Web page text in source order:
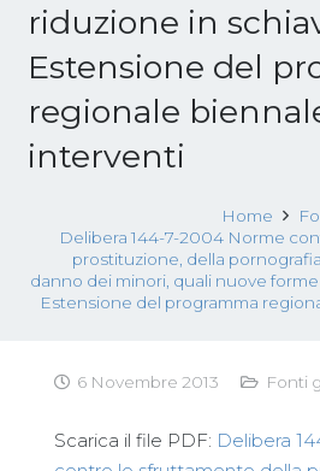
riduzione in
Estensione del
regionale
interventi
Home
Delibera 144-7-2004 Norme
prostituzione, della
danno dei minori, quali nuove
Estensione del programma
6 Novembre 2013 Fonti
Scarica il file PDF: Delibera